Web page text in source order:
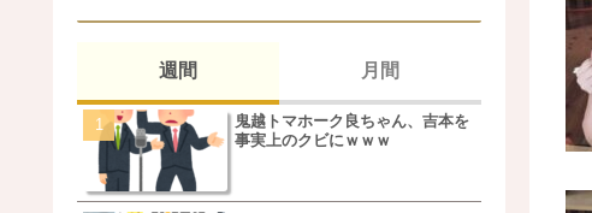
週間
鬼越トマホーク良ちゃん、吉本を
事実上のクビにｗｗｗ
月間
松本若菜(42歳)とかいう突然現れ
た美人おばさん女優ｗｗｗｗｗｗ